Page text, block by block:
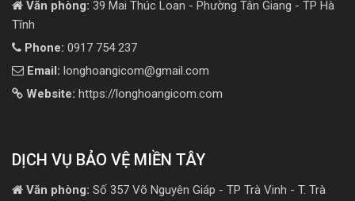
Văn phòng: 39 Mai Thúc Loan - Phường Tân Giang - TP Hà
Tĩnh
Phone: 0917 754 237
Email: longhoangicom@gmail.com
Website: https://longhoangicom.com
DỊCH VỤ BẢO VỆ MIỀN TÂY
Văn phòng: Số 357 Võ Nguyên Giáp - TP Trà Vinh - T. Trà